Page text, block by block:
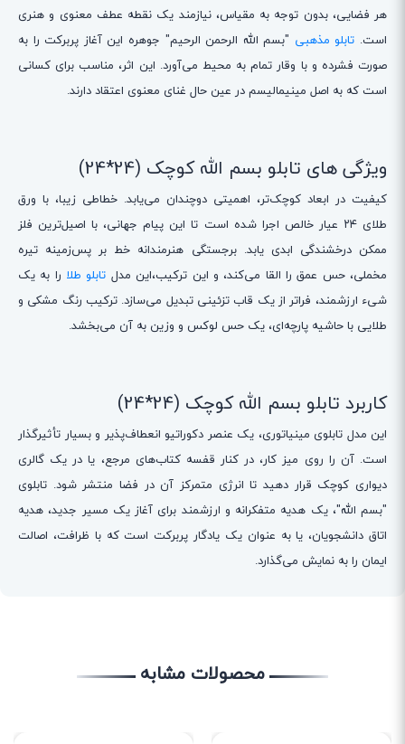
هر فضایی، بدون توجه به مقیاس، نیازمند یک نقطه عطف معنوی و هنری
است. تابلو مذهبی "بسم الله الرحمن الرحیم" جوهره این آغاز پربرکت را به
صورت فشرده و با وقار تمام به محیط می‌آورد. این اثر، مناسب برای کسانی
است که به اصل مینیمالیسم در عین حال غنای معنوی اعتقاد دارند.
ویژگی های تابلو بسم الله کوچک (24*24)
کیفیت در ابعاد کوچک‌تر، اهمیتی دوچندان می‌یابد. خطاطی زیبا، با ورق
طلای ۲۴ عیار خالص اجرا شده است تا این پیام جهانی، با اصیل‌ترین فلز
ممکن درخشندگی ابدی یابد. برجستگی هنرمندانه خط بر پس‌زمینه تیره
مخملی، حس عمق را القا می‌کند، و این ترکیب،این مدل تابلو طلا را به یک
شیء ارزشمند، فراتر از یک قاب تزئینی تبدیل می‌سازد. ترکیب رنگ مشکی و
طلایی با حاشیه پارچه‌ای، یک حس لوکس و وزین به آن می‌بخشد.
کاربرد تابلو بسم الله کوچک (24*24)
این مدل تابلوی مینیاتوری، یک عنصر دکوراتیو انعطاف‌پذیر و بسیار تأثیرگذار
است. آن را روی میز کار، در کنار قفسه کتاب‌های مرجع، یا در یک گالری
دیواری کوچک قرار دهید تا انرژی متمرکز آن در فضا منتشر شود. تابلوی
"بسم الله"، یک هدیه متفکرانه و ارزشمند برای آغاز یک مسیر جدید، هدیه
اتاق دانشجویان، یا به عنوان یک یادگار پربرکت است که با ظرافت، اصالت
ایمان را به نمایش می‌گذارد.
محصولات مشابه